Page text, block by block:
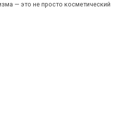
— это не просто косметический